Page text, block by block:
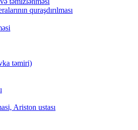
quraşdırılması
təmiri)
Ariston ustası